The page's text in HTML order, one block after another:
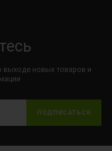
выходе новых товаров и
ПОДПИСАТЬСЯ